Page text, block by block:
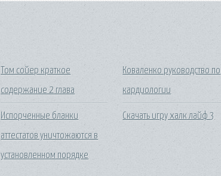
Том сойер краткое
содержание 2 глава
Испорченные бланки
аттестатов уничтожаются в
установленном порядке
Коваленко руководство по
кардиологии
Скачать игру халк лайф 3